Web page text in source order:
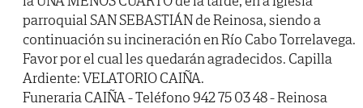
parroquial SAN SEBASTIÁN de Reinosa, siendo a
continuación su incineración en Río Cabo Torrelavega.
Favor por el cual les quedarán agradecidos. Capilla
Ardiente: VELATORIO CAIÑA.
Funeraria CAIÑA - Teléfono 942 75 03 48 - Reinosa